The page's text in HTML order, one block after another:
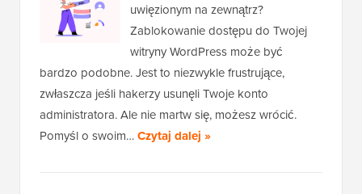
uwięzionym na zewnątrz?
Zablokowanie dostępu do Twojej
witryny WordPress może być
bardzo podobne. Jest to niezwykle frustrujące,
zwłaszcza jeśli hakerzy usunęli Twoje konto
administratora. Ale nie martw się, możesz wrócić.
Pomyśl o swoim…Czytaj dalej »